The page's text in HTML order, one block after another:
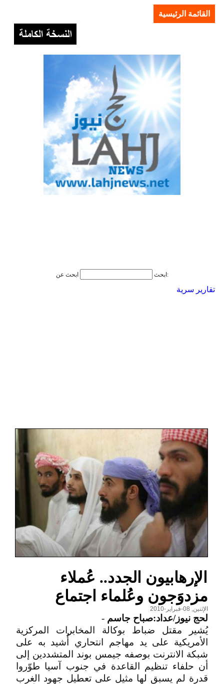
القائمة الرئيسية
ابحث ابحث عن:
تقارير سرية
الإرهابيون الجدد.. عُملاء
مزدوَجون وعُلماء اجتماع
الإثنين, 08-فبراير-2010
لحج نيوز/عداد:صباح جاسم -
يُشير مقتل ضباط بوكالة المخابرات المركزية
الأمريكية على يد مهاجم انتحاري أُشيد به على
شبكة الانترنت بوصفه جيمس بوند المتشددين إلى
أن حلفاء تنظيم القاعدة في جنوب آسيا طوّروا
قدرة لم يسبق لها مثيل على تعطيل جهود الغرب